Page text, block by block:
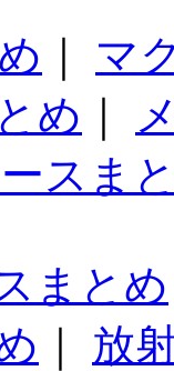
マ
め
スま
まとめ
放